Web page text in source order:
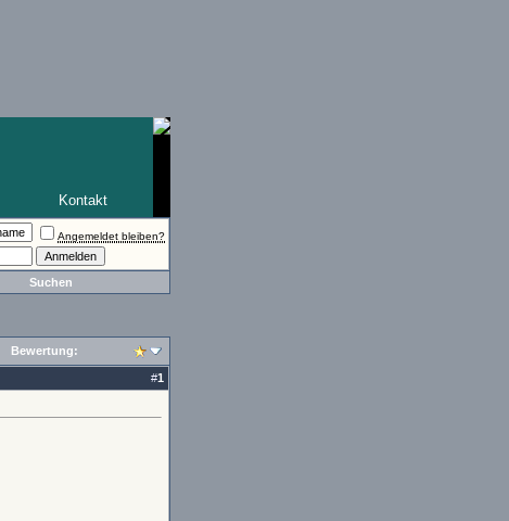
Kontakt
Angemeldet bleiben?
Suchen
Bewertung:
#1